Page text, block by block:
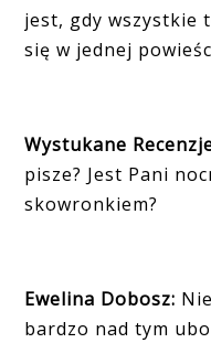
jest, gdy wszystkie
się w jednej
Wystukane
pisze? Jest Pani
skowronkiem?
Ewelina Dobosz:
bardzo nad tym